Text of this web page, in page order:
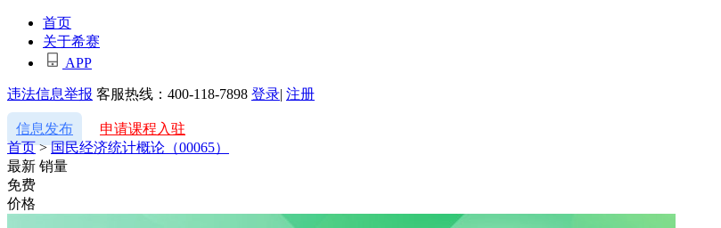
首页
关于希赛
APP
违法信息举报 客服热线：400-118-7898 登录| 注册
信息发布
申请课程入驻
首页 > 国民经济统计概论（00065）
最新 销量
免费
价格